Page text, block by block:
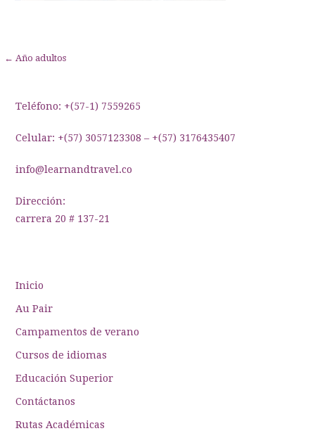
Navegación
entradas
← Año adultos
Teléfono: +(57-1) 7559265
Celular: +(57) 3057123308 – +(57) 3176435407
info@learnandtravel.co
Dirección:
carrera 20 # 137-21
Inicio
Au Pair
Campamentos de verano
Cursos de idiomas
Educación Superior
Contáctanos
Rutas Académicas